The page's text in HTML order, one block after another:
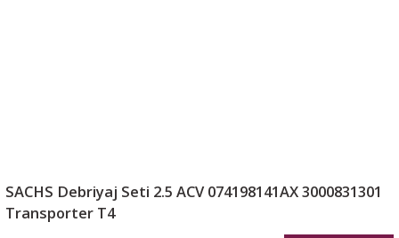
SACHS Debriyaj Seti 2.5 ACV 074198141AX 3000831301
Transporter T4